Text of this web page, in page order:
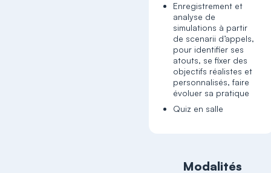
Enregistrement et
analyse de
simulations à partir
de scenarii d’appels,
pour identifier ses
atouts, se fixer des
objectifs réalistes et
personnalisés, faire
évoluer sa pratique
Quiz en salle
Modalités